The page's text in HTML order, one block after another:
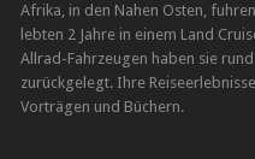
Afrika, in den Nahen Osten,
lebten 2 Jahre in einem Land
Allrad-Fahrzeugen haben sie
zurückgelegt. Ihre
Vorträgen und Büchern.